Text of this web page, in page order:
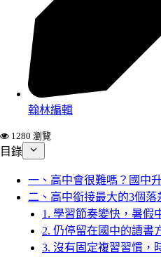
翰林編輯
1280 瀏覽
目錄
一、高中會很難嗎？國中
二、高中銜接最大的3個
1. 學習節奏變快，暑假
2. 仍停留在國中的讀書
3. 沒有固定複習習慣，